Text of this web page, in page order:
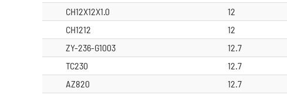
CH12X12X1.0
12
CH1212
12
ZY-236-G1003
12.7
TC230
12.7
AZ820
12.7